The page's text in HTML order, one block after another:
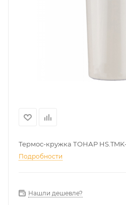
Термос-кружка ТОНАР
Подробности
Нашли дешевле?